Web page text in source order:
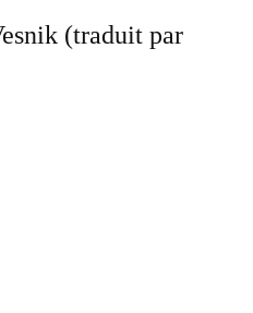
(traduit par